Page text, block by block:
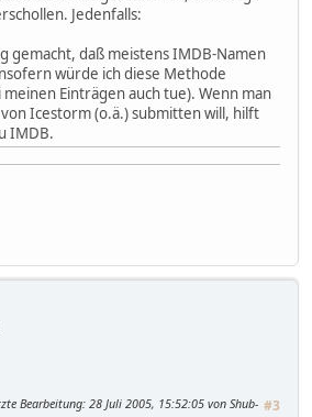
Jedenfalls:
gemacht, daß meistens IMDB-Namen
würde ich diese Methode
Einträgen auch tue). Wenn man
Icestorm (o.ä.) submitten will, hilft
IMDB.
#3
Bearbeitung: 28 Juli 2005, 15:52:05 von Shub-